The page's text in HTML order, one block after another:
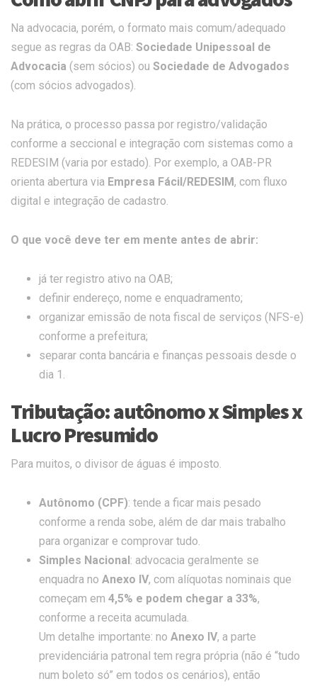
Na advocacia, porém, o formato mais comum/adequado
segue as regras da OAB: Sociedade Unipessoal de
Advocacia (sem sócios) ou Sociedade de Advogados
(com sócios advogados).
Na prática, o processo passa por registro/validação
conforme a seccional e integração com sistemas como a
REDESIM (varia por estado). Por exemplo, a OAB-PR
orienta abertura via Empresa Fácil/REDESIM, com fluxo
digital e integração de cadastro.
O que você deve ter em mente antes de abrir:
já ter registro ativo na OAB;
definir endereço, nome e enquadramento;
organizar emissão de nota fiscal de serviços (NFS-e)
conforme a prefeitura;
separar conta bancária e finanças pessoais desde o
dia 1.
Tributação: autônomo x Simples x
Lucro Presumido
Para muitos, o divisor de águas é imposto.
Autônomo (CPF): tende a ficar mais pesado
conforme a renda sobe, além de dar mais trabalho
para organizar e comprovar tudo.
Simples Nacional: advocacia geralmente se
enquadra no Anexo IV, com alíquotas nominais que
começam em 4,5% e podem chegar a 33%,
conforme a receita acumulada.
Um detalhe importante: no Anexo IV, a parte
previdenciária patronal tem regra própria (não é “tudo
num boleto só” em todos os cenários), então